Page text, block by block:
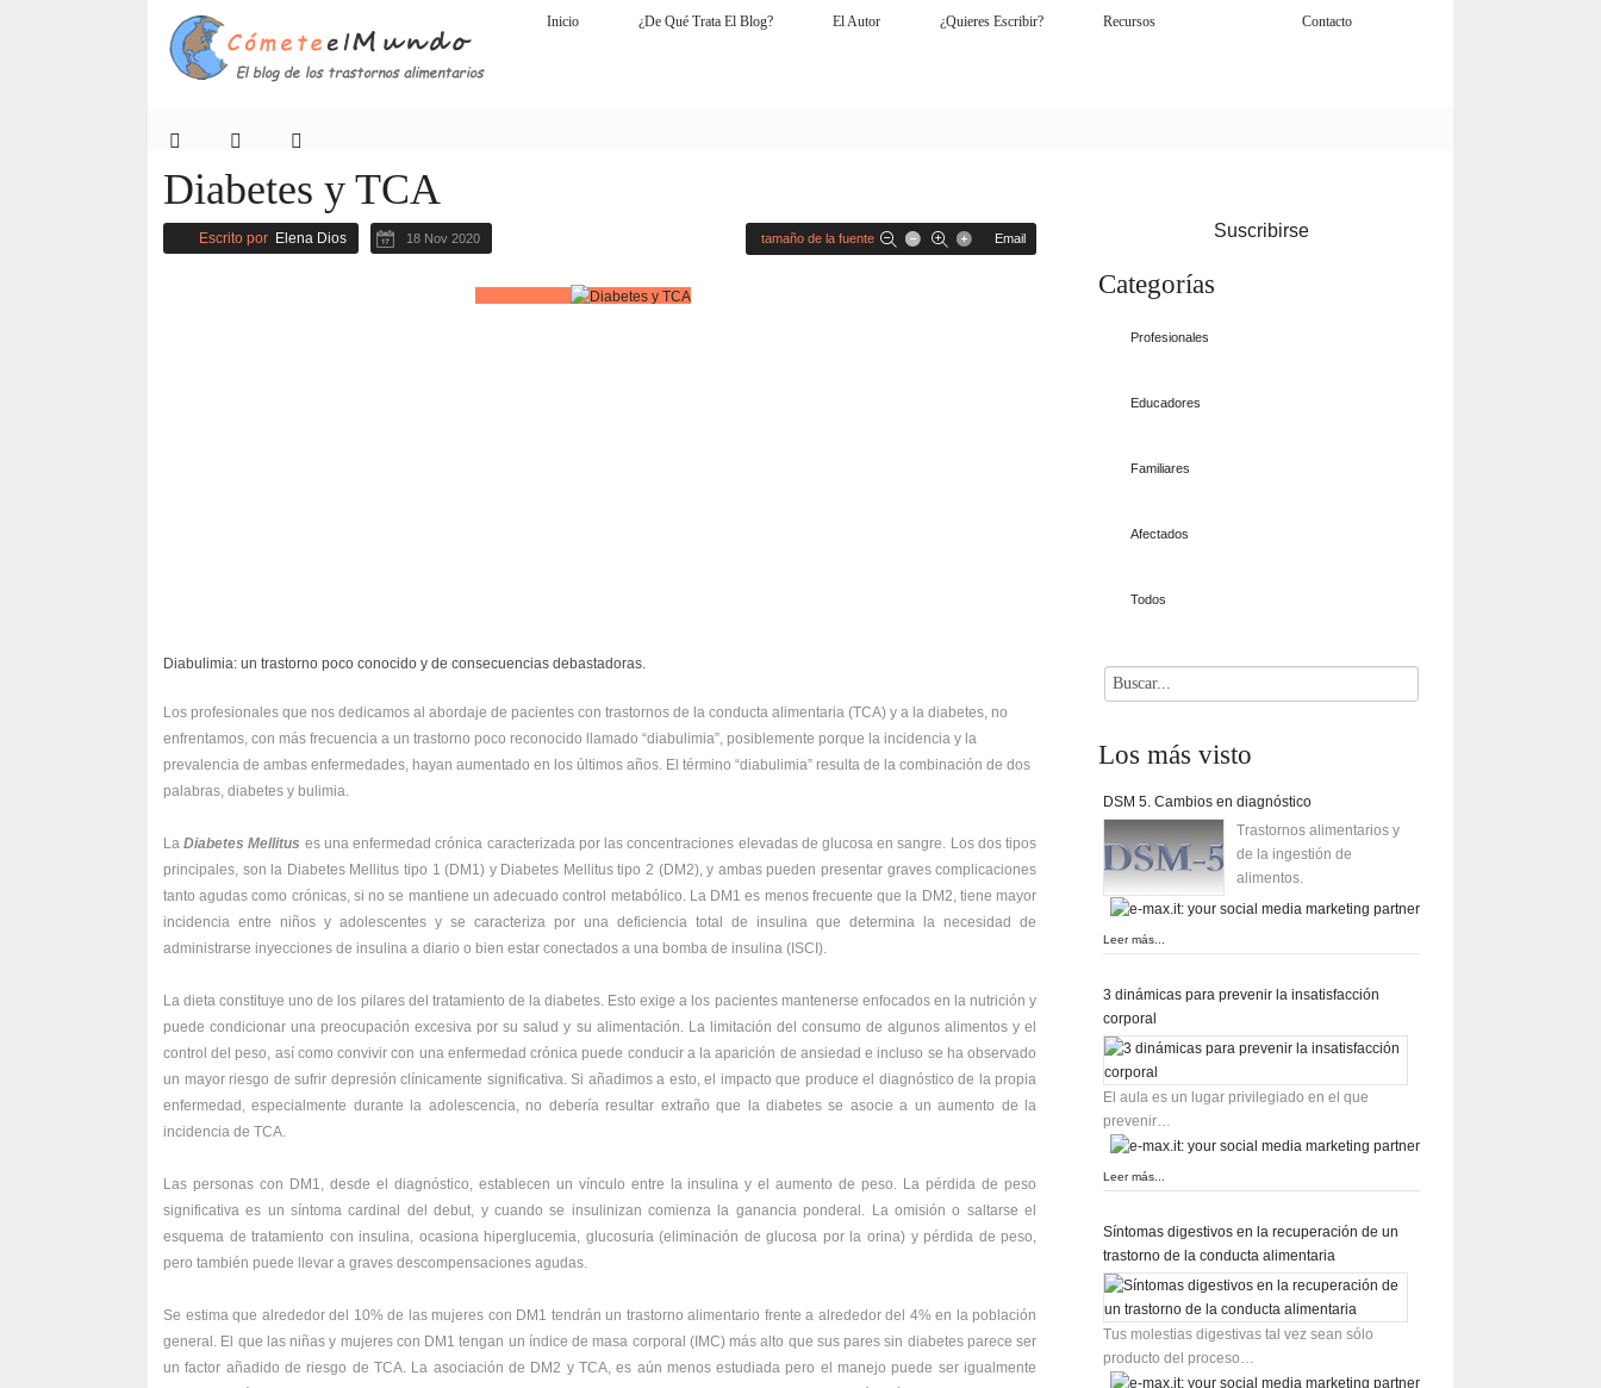
Inicio ¿De Qué Trata El Blog? El Autor ¿Quieres Escribir? Recursos Contacto
Diabetes y TCA
Escrito por Elena Dios 18 Nov 2020 tamaño de la fuente Email
Diabulimia: un trastorno poco conocido y de consecuencias debastadoras.
Los profesionales que nos dedicamos al abordaje de pacientes con trastornos de la conducta alimentaria (TCA) y a la diabetes, no
enfrentamos, con más frecuencia a un trastorno poco reconocido llamado “diabulimia”, posiblemente porque la incidencia y la
prevalencia de ambas enfermedades, hayan aumentado en los últimos años. El término “diabulimia” resulta de la combinación de dos
palabras, diabetes y bulimia.
LaDiabetes Mellitus es una enfermedad crónica caracterizada por las concentraciones elevadas de glucosa en sangre. Los dos tipos
principales, son la Diabetes Mellitus tipo 1 (DM1) y Diabetes Mellitus tipo 2 (DM2), y ambas pueden presentar graves complicaciones
tanto agudas como crónicas, si no se mantiene un adecuado control metabólico. La DM1 es menos frecuente que la DM2, tiene mayor
incidencia entre niños y adolescentes y se caracteriza por una deficiencia total de insulina que determina la necesidad de
administrarse inyecciones de insulina a diario o bien estar conectados a una bomba de insulina (ISCI).
La dieta constituye uno de los pilares del tratamiento de la diabetes. Esto exige a los pacientes mantenerse enfocados en la nutrición y
puede condicionar una preocupación excesiva por su salud y su alimentación. La limitación del consumo de algunos alimentos y el
control del peso, así como convivir con una enfermedad crónica puede conducir a la aparición de ansiedad e incluso se ha observado
un mayor riesgo de sufrir depresión clínicamente significativa. Si añadimos a esto, el impacto que produce el diagnóstico de la propia
enfermedad, especialmente durante la adolescencia, no debería resultar extraño que la diabetes se asocie a un aumento de la
incidencia de TCA.
Las personas con DM1, desde el diagnóstico, establecen un vínculo entre la insulina y el aumento de peso. La pérdida de peso
significativa es un síntoma cardinal del debut, y cuando se insulinizan comienza la ganancia ponderal. La omisión o saltarse el
esquema de tratamiento con insulina, ocasiona hiperglucemia, glucosuria (eliminación de glucosa por la orina) y pérdida de peso,
pero también puede llevar a graves descompensaciones agudas.
Se estima que alrededor del 10% de las mujeres con DM1 tendrán un trastorno alimentario frente a alrededor del 4% en la población
general. El que las niñas y mujeres con DM1 tengan un índice de masa corporal (IMC) más alto que sus pares sin diabetes parece ser
un factor añadido de riesgo de TCA. La asociación de DM2 y TCA, es aún menos estudiada pero el manejo puede ser igualmente
Suscribirse
Categorías
Profesionales
Educadores
Familiares
Afectados
Todos
Los más visto
DSM 5. Cambios en diagnóstico
Trastornos alimentarios y
de la ingestión de
alimentos.
Leer más...
3 dinámicas para prevenir la insatisfacción
corporal
El aula es un lugar privilegiado en el que
prevenir…
Leer más...
Síntomas digestivos en la recuperación de un
trastorno de la conducta alimentaria
Tus molestias digestivas tal vez sean sólo
producto del proceso…